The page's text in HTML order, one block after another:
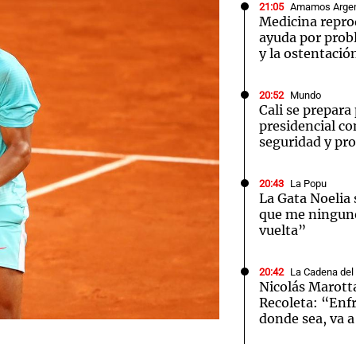
21:05 Amamos
Medicina
ayuda por
y la
20:52 Mundo
Cali se
presidencial
seguridad y
20:43 La Popu
La Gata Noelia
que me
vuelta”
20:42 La Cadena del
Nicolás
Recoleta:
donde sea, va